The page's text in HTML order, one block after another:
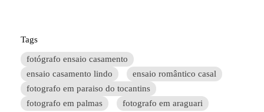
Tags
fotógrafo ensaio casamento
ensaio casamento lindo
ensaio romântico casal
fotografo em paraiso do tocantins
fotografo em palmas
fotografo em araguari